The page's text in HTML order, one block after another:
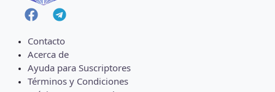
Contacto
Acerca de
Ayuda para Suscriptores
Términos y Condiciones